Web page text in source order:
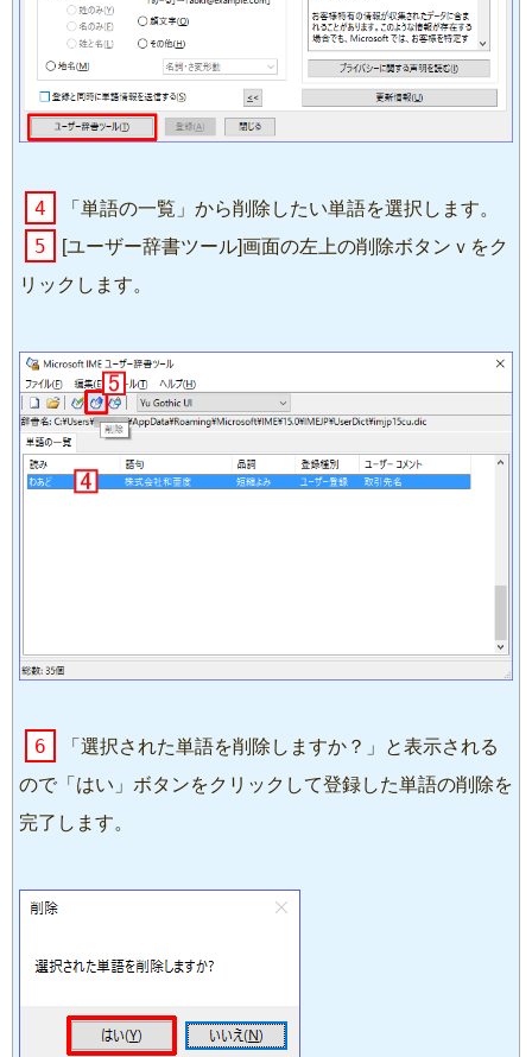
4 「単語の一覧」から削除したい単語を選択します。
5
[ユーザー辞書ツール]画面の左上の削除ボタンｖをク
リックします。
6
「選択された単語を削除しますか？」と表示される
ので「はい」ボタンをクリックして登録した単語の削除を
完了します。